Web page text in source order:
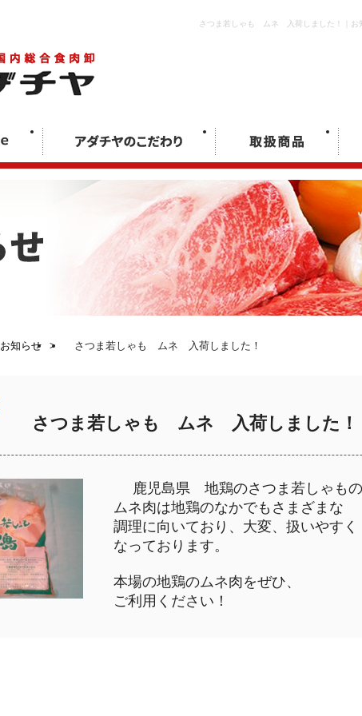
さつま若しゃも ムネ 入荷しました！｜お知
お知らせ > さつま若しゃも ムネ 入荷しました！
さつま若しゃも ムネ 入荷しました！
鹿児島県 地鶏のさつま若しゃもの
ムネ肉は地鶏のなかでもさまざまな
調理に向いており、大変、扱いやすく
なっております。
本場の地鶏のムネ肉をぜひ、
ご利用ください！